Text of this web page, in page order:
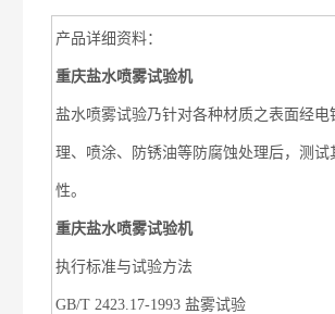
产品详细资料：
重庆盐水喷雾试验机
盐水喷雾试验乃针对各种材质之表面经电
理、喷涂、防锈油等防腐蚀处理后，测试
性。
重庆盐水喷雾试验机
执行标准与试验方法
GB/T 2423.17-1993 盐雾试验